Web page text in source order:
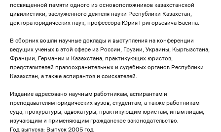
посвященной памяти одного из основоположников казахстанской
цивилистики, заслуженного деятеля науки Республики Казахстан,
доктора юридических наук, профессора Юрия Григорьевича Басина.
В сборник вошли научные доклады и выступления на конференции
ведущих ученых в этой сфере из России, Грузии, Украины, Кыргызстана,
Франции, Германии и Казахстана, практикующих юристов,
представителей правоохранительных и судебных органов Республики
Казахстан, а также аспирантов и соискателей.
Издание адресовано научным работникам, аспирантам и
преподавателям юридических вузов, студентам, а также работникам
суда, прокуратуры, адвокатуры, практикующим юристам, иным лицам,
изучающим и применяющим гражданское законодательство.
Год выпуска: Выпуск 2005 год